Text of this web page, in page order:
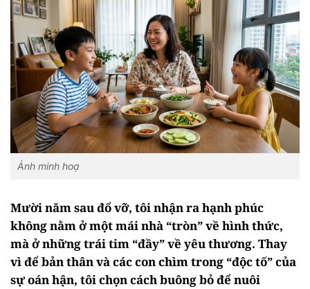
Ảnh minh hoạ
Mười năm sau đổ vỡ, tôi nhận ra hạnh phúc
không nằm ở một mái nhà “tròn” về hình thức,
mà ở những trái tim “đầy” về yêu thương. Thay
vì để bản thân và các con chìm trong “độc tố” của
sự oán hận, tôi chọn cách buông bỏ để nuôi